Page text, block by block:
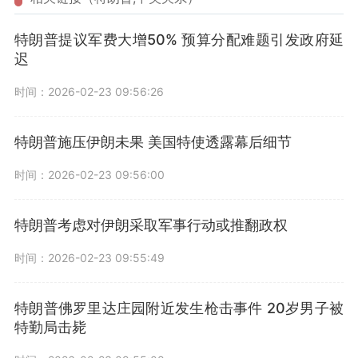
特朗普提议军费大增50% 预算分配难题引发政府延
迟
时间：2026-02-23 09:56:26
特朗普施压伊朗未果 美国特使透露幕后细节
时间：2026-02-23 09:56:00
特朗普考虑对伊朗采取军事行动或推翻政权
时间：2026-02-23 09:55:49
特朗普佛罗里达庄园附近发生枪击事件 20岁男子被
特勤局击毙